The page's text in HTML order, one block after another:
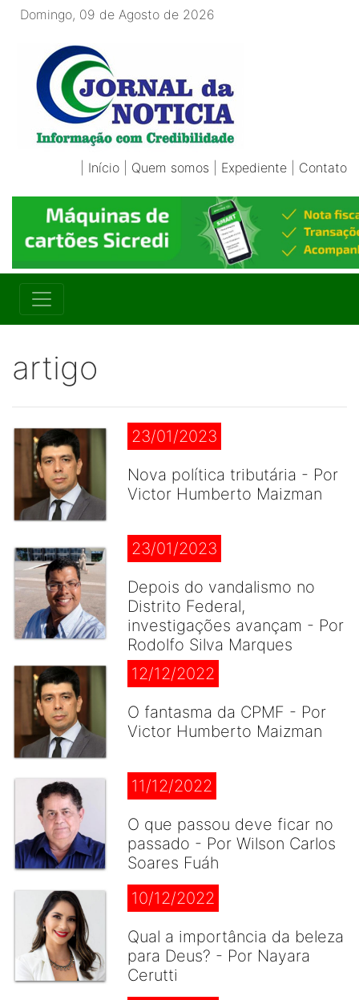
Domingo, 09 de Agosto de 2026
Início Quem somos Expediente Contato
artigo
23/01/2023
Nova política tributária - Por
Victor Humberto Maizman
23/01/2023
Depois do vandalismo no
Distrito Federal,
investigações avançam - Por
Rodolfo Silva Marques
12/12/2022
O fantasma da CPMF - Por
Victor Humberto Maizman
11/12/2022
O que passou deve ficar no
passado - Por Wilson Carlos
Soares Fuáh
10/12/2022
Qual a importância da beleza
para Deus? - Por Nayara
Cerutti